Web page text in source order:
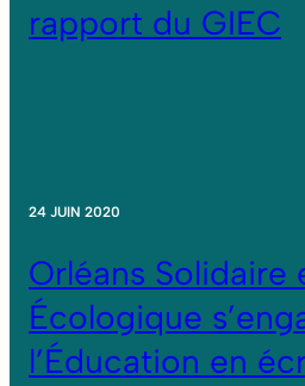
rapport du GIEC
24 JUIN 2020
Orléans Solidaire
Écologique
l’Éducation en